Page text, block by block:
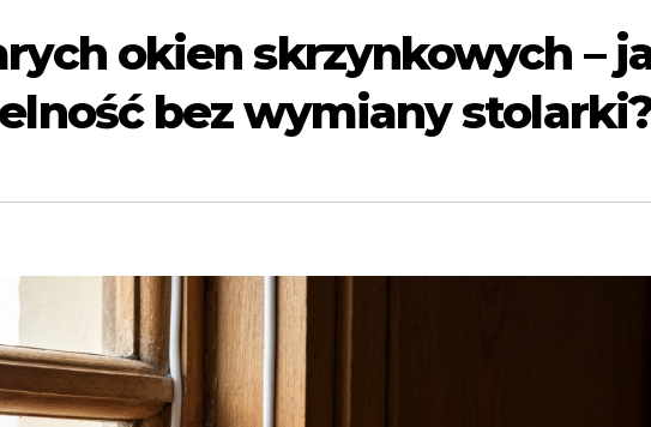
okien skrzynkowych –
bez wymiany